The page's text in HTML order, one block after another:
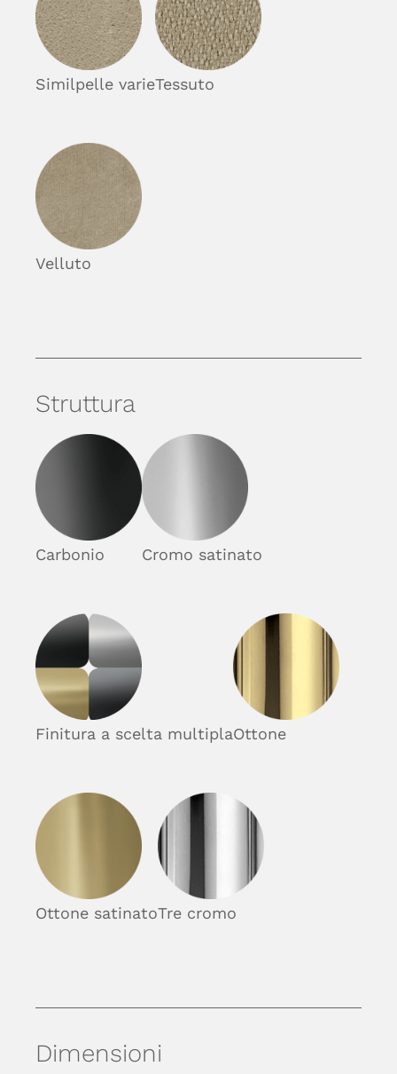
Similpelle varieTessuto
Velluto
Struttura
Carbonio Cromo satinato
Finitura a scelta multiplaOttone
Ottone satinatoTre cromo
Dimensioni